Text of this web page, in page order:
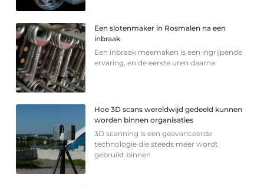
Een slotenmaker in Rosmalen na een
inbraak
Een inbraak meemaken is een ingrijpende
ervaring, en de eerste uren daarna
Hoe 3D scans wereldwijd gedeeld kunnen
worden binnen organisaties
3D scanning is een geavanceerde
technologie die steeds meer wordt
gebruikt binnen